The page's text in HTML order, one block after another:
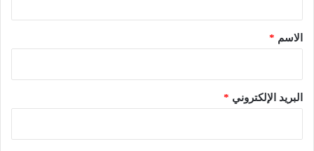
*الاسم *
البريد الإلكتروني *